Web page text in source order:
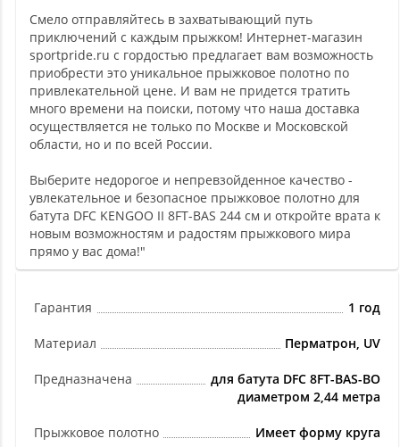
Смело отправляйтесь в захватывающий путь
приключений с каждым прыжком! Интернет-магазин
sportpride.ru с гордостью предлагает вам возможность
приобрести это уникальное прыжковое полотно по
привлекательной цене. И вам не придется тратить
много времени на поиски, потому что наша доставка
осуществляется не только по Москве и Московской
области, но и по всей России.
Выберите недорогое и непревзойденное качество -
увлекательное и безопасное прыжковое полотно для
батута DFC KENGOO II 8FT-BAS 244 см и откройте врата к
новым возможностям и радостям прыжкового мира
прямо у вас дома!"
Гарантия 1 год
Материал Перматрон, UV
Предназначена
для батута DFC 8FT-BAS-BO
диаметром 2,44 метра
Прыжковое полотно Имеет форму круга